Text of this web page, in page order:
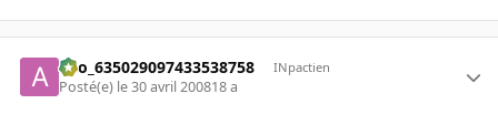
ano_635029097433538758 INpactien
Posté(e) le 30 avril 200818 a